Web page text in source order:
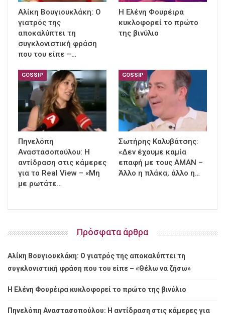
Αλίκη Βουγιουκλάκη: Ο
γιατρός της
αποκαλύπτει τη
συγκλονιστική φράση
που του είπε –…
Η Ελένη Φουρέιρα
κυκλοφορεί το πρώτο
της βινύλιο
GOSSIP
Πηνελόπη
Αναστασοπούλου: Η
αντίδραση στις κάμερες
για το Real View – «Μη
με ρωτάτε…
GOSSIP
Σωτήρης Καλυβάτσης:
«Δεν έχουμε καμία
επαφή με τους ΑΜΑΝ –
Άλλο η πλάκα, άλλο η…
Πρόσφατα άρθρα
Αλίκη Βουγιουκλάκη: Ο γιατρός της αποκαλύπτει τη
συγκλονιστική φράση που του είπε – «Θέλω να ζήσω»
Η Ελένη Φουρέιρα κυκλοφορεί το πρώτο της βινύλιο
Πηνελόπη Αναστασοπούλου: Η αντίδραση στις κάμερες για